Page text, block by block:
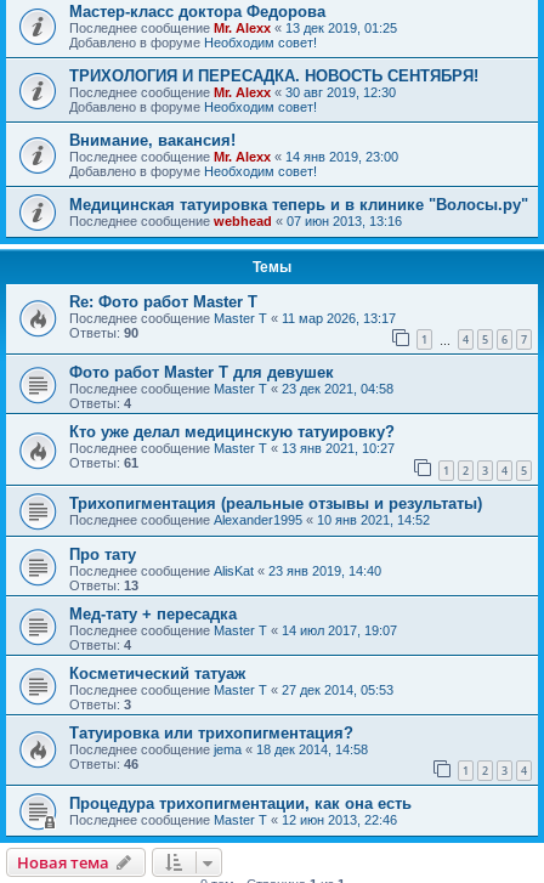
Мастер-класс доктора Федорова
Последнее сообщение Mr. Alexx « 13 дек 2019, 01:25
Добавлено в форуме Необходим совет!
ТРИХОЛОГИЯ И ПЕРЕСАДКА. НОВОСТЬ СЕНТЯБРЯ!
Последнее сообщение Mr. Alexx « 30 авг 2019, 12:30
Добавлено в форуме Необходим совет!
Внимание, вакансия!
Последнее сообщение Mr. Alexx « 14 янв 2019, 23:00
Добавлено в форуме Необходим совет!
Медицинская татуировка теперь и в клинике "Волосы.ру"
Последнее сообщение webhead « 07 июн 2013, 13:16
Темы
Re: Фото работ Master T
Последнее сообщение Master T « 11 мар 2026, 13:17
Ответы: 90 1 4 5 6 7
Фото работ Master T для девушек
Последнее сообщение Master T « 23 дек 2021, 04:58
Ответы: 4
Кто уже делал медицинскую татуировку?
Последнее сообщение Master T « 13 янв 2021, 10:27
Ответы: 61 1 2 3 4 5
Трихопигментация (реальные отзывы и результаты)
Последнее сообщение Alexander1995 « 10 янв 2021, 14:52
Про тату
Последнее сообщение AlisKat « 23 янв 2019, 14:40
Ответы: 13
Мед-тату + пересадка
Последнее сообщение Master T « 14 июл 2017, 19:07
Ответы: 4
Косметический татуаж
Последнее сообщение Master T « 27 дек 2014, 05:53
Ответы: 3
Татуировка или трихопигментация?
Последнее сообщение jema « 18 дек 2014, 14:58
Ответы: 46 1 2 3 4
Процедура трихопигментации, как она есть
Последнее сообщение Master T « 12 июн 2013, 22:46
Новая тема